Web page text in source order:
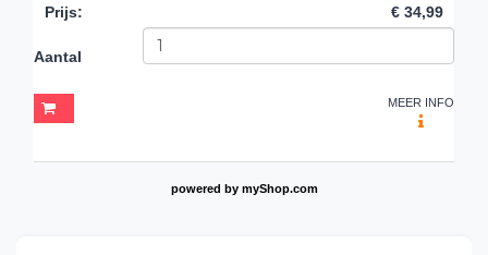
Prijs: € 34,99
Aantal
MEER INFO
powered by myShop.com